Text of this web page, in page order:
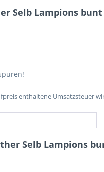
Selb Lampions
enthaltene Umsatzsteuer
Selb Lampions